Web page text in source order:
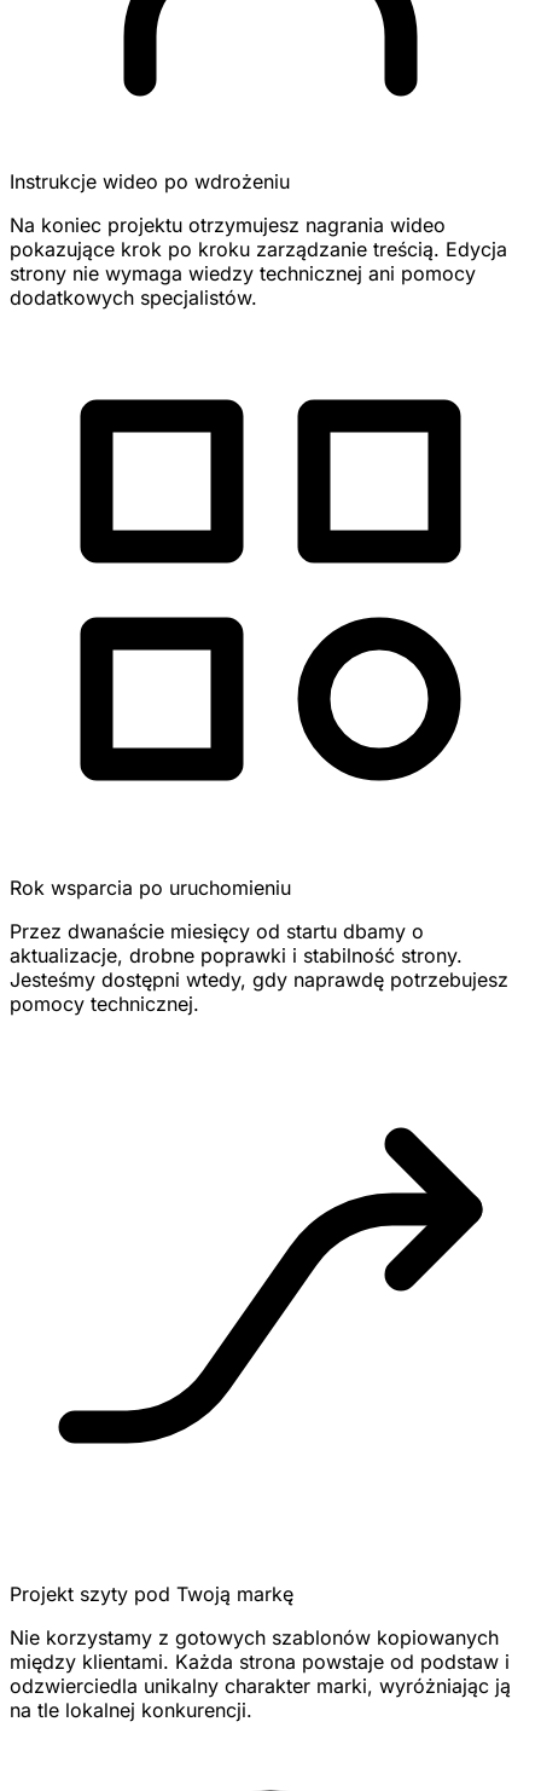
Instrukcje wideo po wdrożeniu
Na koniec projektu otrzymujesz nagrania wideo
pokazujące krok po kroku zarządzanie treścią. Edycja
strony nie wymaga wiedzy technicznej ani pomocy
dodatkowych specjalistów.
Rok wsparcia po uruchomieniu
Przez dwanaście miesięcy od startu dbamy o
aktualizacje, drobne poprawki i stabilność strony.
Jesteśmy dostępni wtedy, gdy naprawdę potrzebujesz
pomocy technicznej.
Projekt szyty pod Twoją markę
Nie korzystamy z gotowych szablonów kopiowanych
między klientami. Każda strona powstaje od podstaw i
odzwierciedla unikalny charakter marki, wyróżniając ją
na tle lokalnej konkurencji.